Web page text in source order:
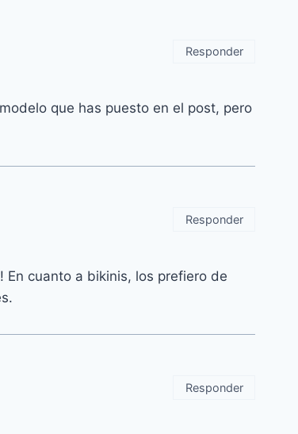
que has puesto en el post, pero
Responder
cuanto a bikinis, los prefiero de
Responder
Responder